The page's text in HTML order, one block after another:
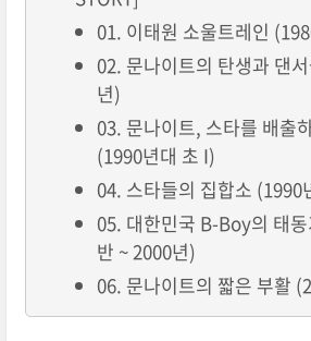
01. 이태원 소울트레인
02. 문나이트의 탄생과 댄
년)
03. 문나이트, 스타를 배출
(1990년대 초 I)
04. 스타들의 집합소 (1990
05. 대한민국 B-Boy의 태
반 ~ 2000년)
06. 문나이트의 짧은 부활